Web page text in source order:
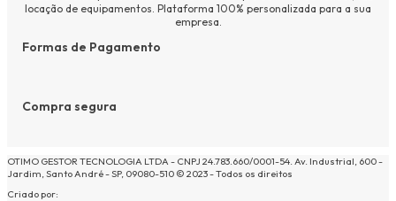
locação de equipamentos. Plataforma 100% personalizada para a sua
empresa.
Formas de Pagamento
Compra segura
OTIMO GESTOR TECNOLOGIA LTDA - CNPJ 24.783.660/0001-54. Av. Industrial, 600 -
Jardim, Santo André - SP, 09080-510 © 2023 - Todos os direitos
Criado por: